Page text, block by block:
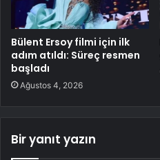
Bülent Ersoy filmi için ilk
adım atıldı: Süreç resmen
başladı
Ağustos 4, 2026
Bir yanıt yazın